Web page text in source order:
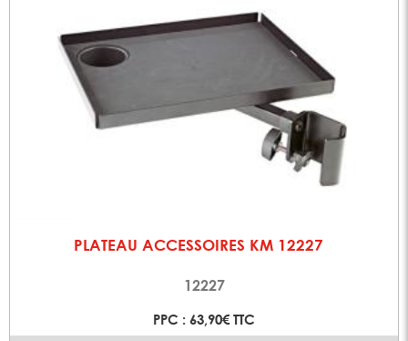
PLATEAU ACCESSOIRES KM 12227
12227
PPC : 63,90€ TTC